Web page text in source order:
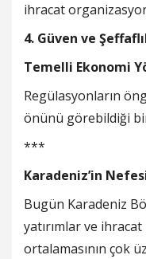
ihracat
4. Güven ve
Temelli Ekonomi
Regülasyonların
önünü görebildiği
***
Karadeniz’in
Bugün Karadeniz
yatırımlar ve
ortalamasının çok